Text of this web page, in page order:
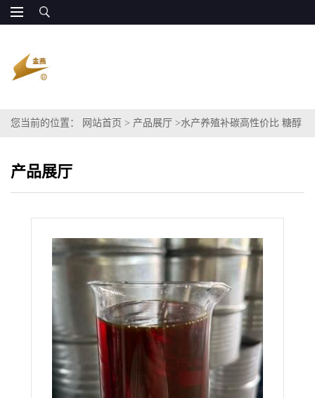
您当前的位置： 网站首页 > 产品展厅 >水产养殖补碳高性价比 糖醇
产品展厅